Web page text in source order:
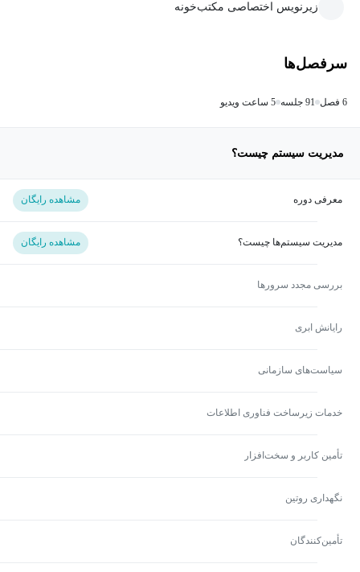
زیرنویس اختصاصی مکتب‌خونه
سرفصل‌ها
6 فصل 91 جلسه 5 ساعت ویدیو
مدیریت سیستم چیست؟
معرفی دوره مشاهده رایگان
مدیریت سیستم‌ها چیست؟ مشاهده رایگان
بررسی مجدد سرورها
رایانش ابری
سیاست‌های سازمانی
خدمات زیرساخت فناوری اطلاعات
تأمین کاربر و سخت‌افزار
نگهداری روتین
تأمین‌کنندگان